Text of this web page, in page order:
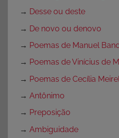
→ Desse ou deste
→ De novo ou denovo
→ Poemas de Manuel
→ Poemas de Vinícius de
→ Poemas de Cecília
→ Antônimo
→ Preposição
→ Ambiguidade